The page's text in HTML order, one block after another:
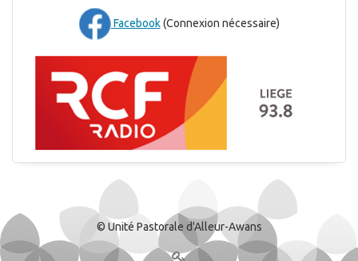
Facebook(Connexion nécessaire)
© Unité Pastorale d'Alleur-Awans